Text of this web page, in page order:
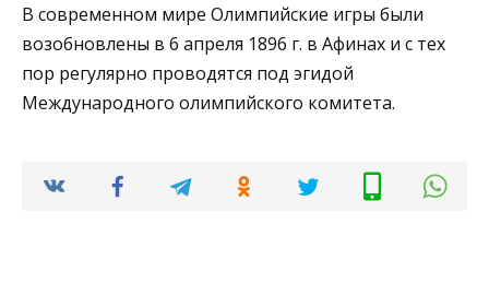
В современном мире Олимпийские игры были
возобновлены в 6 апреля 1896 г. в Афинах и с тех
пор регулярно проводятся под эгидой
Международного олимпийского комитета.